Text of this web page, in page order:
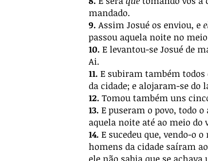
mandado.
9. Assim Josué os enviou, e
passou aquela noite no
10. E levantou-se Josué de
Ai.
11. E subiram também todos
da cidade; e alojaram-se do
12. Tomou também uns
13. E puseram o povo, todo
aquela noite até ao meio do
14. E sucedeu que, vendo-o
homens da cidade saíram
ele não sabia que se